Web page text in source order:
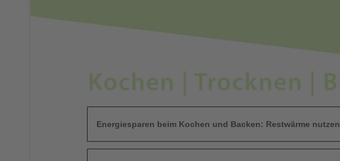
Energiesparen beim Kochen und Backen: Restwärme nutzen